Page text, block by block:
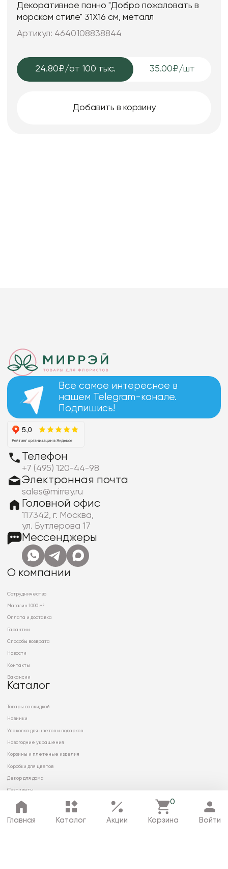
Декоративное панно "Добро пожаловать в
морском стиле" 31X16 см, металл
Артикул: 4640108838844
24.80₽/от 100 тыс. 35.00₽/шт
Добавить в корзину
Главная Каталог Акции
0
Корзина Войти
Все самое интересное в
нашем Telegram-канале.
Подпишись!
Телефон
+7 (495) 120-44-98
Электронная почта
sales@mirrey.ru
Головной офис
117342, г. Москва,
ул. Бутлерова 17
Мессенджеры
О компании
Сотрудничество
Магазин 1000 м²
Оплата и доставка
Гарантии
Способы возврата
Новости
Контакты
Вакансии
Каталог
Товары со скидкой
Новинки
Упаковка для цветов и подарков
Новогодние украшения
Корзины и плетеные изделия
Коробки для цветов
Декор для дома
Сухоцветы
© 2026 ООО «МИРРЭЙ»